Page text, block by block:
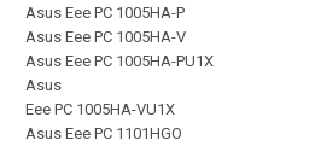
Asus Eee PC 1005HA-P
Asus Eee PC 1005HA-V
Asus Eee PC 1005HA-PU1X
Asus
Eee PC 1005HA-VU1X
Asus Eee PC 1101HGO